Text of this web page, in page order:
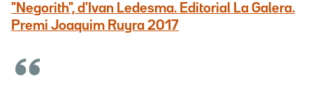
"Negorith", d'Ivan Ledesma. Editorial La Galera.
Premi Joaquim Ruyra 2017